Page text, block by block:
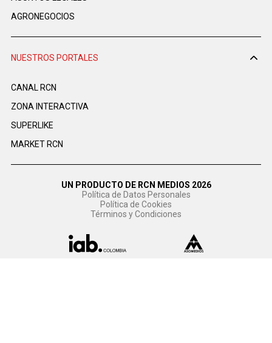
AGRONEGOCIOS
NUESTROS PORTALES
CANAL RCN
ZONA INTERACTIVA
SUPERLIKE
MARKET RCN
UN PRODUCTO DE RCN MEDIOS 2026
Política de Datos Personales
Política de Cookies
Términos y Condiciones